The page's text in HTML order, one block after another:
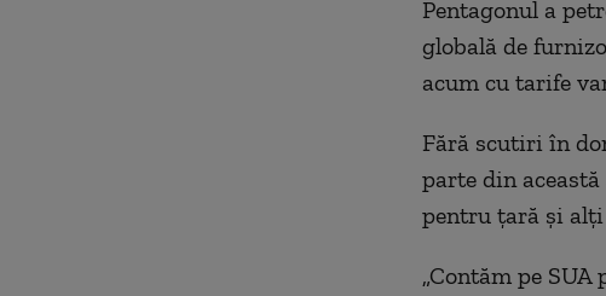
Pentagonul a
globală de
acum cu tarife
Fără scutiri în
parte din
pentru țară și
„Contăm pe